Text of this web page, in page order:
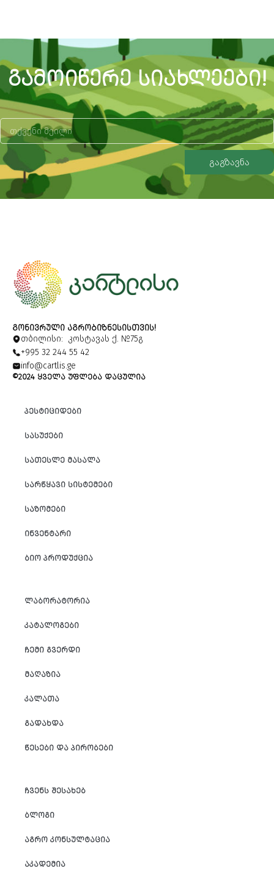
ᲒᲐᲛᲝᲘᲬᲔᲠᲔ ᲡᲘᲐᲮᲚᲔᲔᲑᲘ!
გაგზავნა
Alternative:
ᲒᲝᲜᲘᲕᲠᲣᲚᲘ ᲐᲒᲠᲝᲑᲘᲖᲜᲔᲡᲘᲡᲗᲕᲘᲡ!
თბილისი: კოსტავას ქ. №75გ
+995 32 244 55 42
info@cartlis.ge
©2024 ᲧᲕᲔᲚᲐ ᲣᲤᲚᲔᲑᲐ ᲓᲐᲪᲣᲚᲘᲐ
ᲞᲔᲡᲢᲘᲪᲘᲓᲔᲑᲘ
ᲡᲐᲡᲣᲥᲔᲑᲘ
ᲡᲐᲗᲔᲡᲚᲔ ᲛᲐᲡᲐᲚᲐ
ᲡᲐᲠᲬᲧᲐᲕᲘ ᲡᲘᲡᲢᲔᲛᲔᲑᲘ
ᲡᲐᲖᲝᲛᲔᲑᲘ
ᲘᲜᲕᲔᲜᲢᲐᲠᲘ
ᲑᲘᲝ ᲞᲠᲝᲓᲣᲥᲪᲘᲐ
ᲚᲐᲑᲝᲠᲐᲢᲝᲠᲘᲐ
ᲙᲐᲢᲐᲚᲝᲒᲔᲑᲘ
ᲩᲔᲛᲘ ᲒᲕᲔᲠᲓᲘ
ᲛᲐᲦᲐᲖᲘᲐ
ᲙᲐᲚᲐᲗᲐ
ᲒᲐᲓᲐᲮᲓᲐ
ᲬᲔᲡᲔᲑᲘ ᲓᲐ ᲞᲘᲠᲝᲑᲔᲑᲘ
ᲩᲕᲔᲜᲡ ᲨᲔᲡᲐᲮᲔᲑ
ᲑᲚᲝᲒᲘ
ᲐᲒᲠᲝ ᲙᲝᲜᲡᲣᲚᲢᲐᲪᲘᲐ
ᲐᲙᲐᲓᲔᲛᲘᲐ